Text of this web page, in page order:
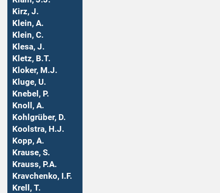
Kirz, J.
Klein, A.
Klein, C.
Klesa, J.
Kletz, B.T.
Kloker, M.J.
Kluge, U.
Knebel, P.
Knoll, A.
Kohlgrüber, D.
Koolstra, H.J.
Kopp, A.
Krause, S.
Krauss, P.A.
Kravchenko, I.F.
Krell, T.